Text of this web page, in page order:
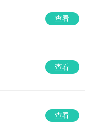
查看
查看
查看